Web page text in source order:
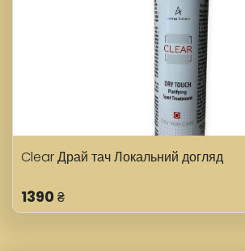
Clear Драй тач Локальний догляд
1390 ₴